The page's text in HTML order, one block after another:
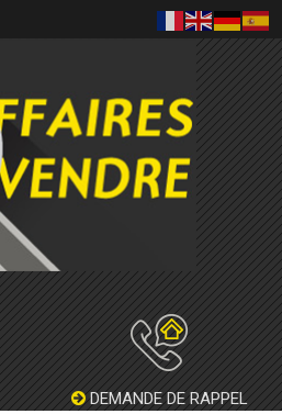
DEMANDE DE RAPPEL